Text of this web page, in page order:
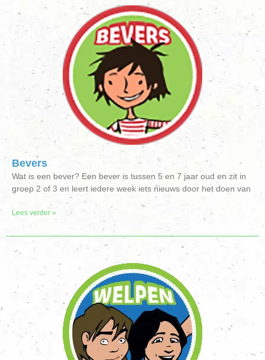
Bevers
Wat is een bever? Een bever is tussen 5 en 7 jaar oud en zit in
groep 2 of 3 en leert iedere week iets nieuws door het doen van
Lees verder »